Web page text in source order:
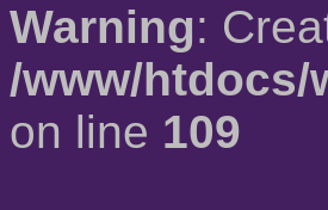
Warning:
/www/htdocs/
on line 109